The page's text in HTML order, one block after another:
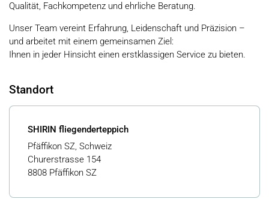
Qualität, Fachkompetenz und ehrliche Beratung.
Unser Team vereint Erfahrung, Leidenschaft und Präzision –
und arbeitet mit einem gemeinsamen Ziel:
Ihnen in jeder Hinsicht einen erstklassigen Service zu bieten.
Standort
SHIRIN fliegenderteppich
Pfäffikon SZ, Schweiz
Churerstrasse 154
8808 Pfäffikon SZ